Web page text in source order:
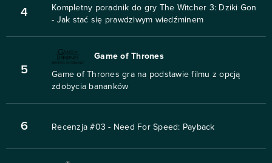
4
Kompletny poradnik do gry The Witcher 3: Dziki Gon
- Jak stać się prawdziwym wiedźminem
5
Game of Thrones
Game of Thrones gra na podstawie filmu z opcją
zdobycia bananków
6 Recenzja #03 - Need For Speed: Payback